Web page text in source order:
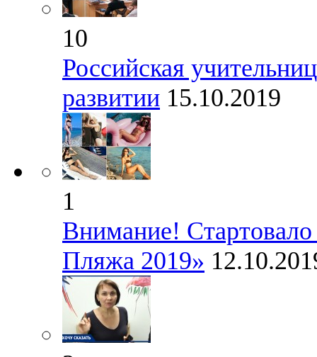
10
Российская
развитии 15.10.2019
1
Внимание! Стартовало
Пляжа 2019»